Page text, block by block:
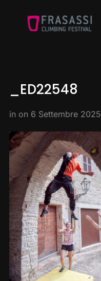
_ED22548
in on 6 Settembre 2025